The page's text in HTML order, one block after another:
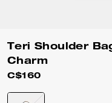
Teri Shoulder
Charm
C$160